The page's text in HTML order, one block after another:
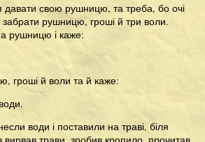
давати свою рушницю, та треба, бо очі
забрати рушницю, гроші й три воли.
рушницю і каже:
гроші й воли та й каже:
води і поставили на траві, біля